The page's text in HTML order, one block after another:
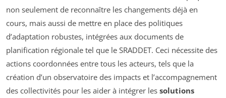
non seulement de reconnaître les changements déjà en
cours, mais aussi de mettre en place des politiques
d’adaptation robustes, intégrées aux documents de
planification régionale tel que le SRADDET. Ceci nécessite des
actions coordonnées entre tous les acteurs, tels que la
création d’un observatoire des impacts et l’accompagnement
des collectivités pour les aider à intégrer les solutions